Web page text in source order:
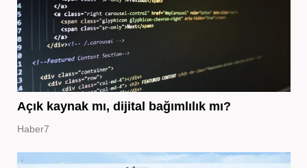
Açık kaynak mı, dijital bağımlılık mı?
Haber7